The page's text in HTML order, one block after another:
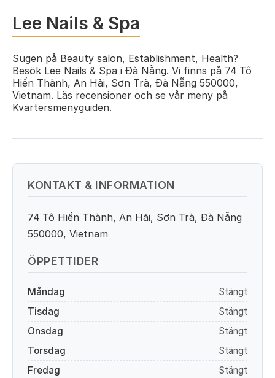
Lee Nails & Spa
Sugen på Beauty salon, Establishment, Health?
Besök Lee Nails & Spa i Đà Nẵng. Vi finns på 74 Tô
Hiến Thành, An Hải, Sơn Trà, Đà Nẵng 550000,
Vietnam. Läs recensioner och se vår meny på
Kvartersmenyguiden.
KONTAKT & INFORMATION
74 Tô Hiến Thành, An Hải, Sơn Trà, Đà Nẵng
550000, Vietnam
ÖPPETTIDER
Måndag
Stängt
Tisdag
Stängt
Onsdag
Stängt
Torsdag
Stängt
Fredag
Stängt